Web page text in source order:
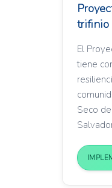
trifinio
El
tiene
Seco